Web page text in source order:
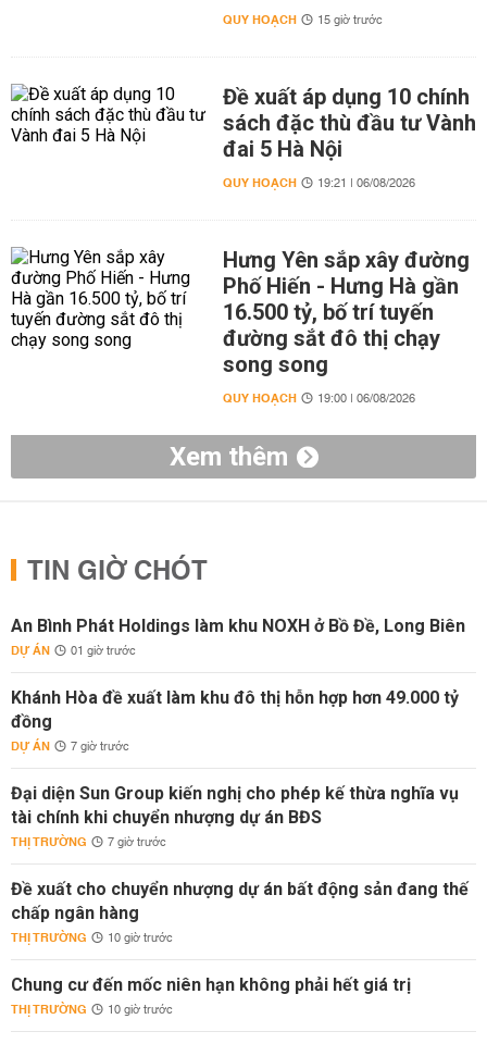
QUY HOẠCH 15 giờ trước
Đề xuất áp dụng 10 chính
sách đặc thù đầu tư Vành
đai 5 Hà Nội
QUY HOẠCH 19:21 | 06/08/2026
Hưng Yên sắp xây đường
Phố Hiến - Hưng Hà gần
16.500 tỷ, bố trí tuyến
đường sắt đô thị chạy
song song
QUY HOẠCH 19:00 | 06/08/2026
Xem thêm
TIN GIỜ CHÓT
An Bình Phát Holdings làm khu NOXH ở Bồ Đề, Long Biên
DỰ ÁN 01 giờ trước
Khánh Hòa đề xuất làm khu đô thị hỗn hợp hơn 49.000 tỷ
đồng
DỰ ÁN 7 giờ trước
Đại diện Sun Group kiến nghị cho phép kế thừa nghĩa vụ
tài chính khi chuyển nhượng dự án BĐS
THỊ TRƯỜNG 7 giờ trước
Đề xuất cho chuyển nhượng dự án bất động sản đang thế
chấp ngân hàng
THỊ TRƯỜNG 10 giờ trước
Chung cư đến mốc niên hạn không phải hết giá trị
THỊ TRƯỜNG 10 giờ trước